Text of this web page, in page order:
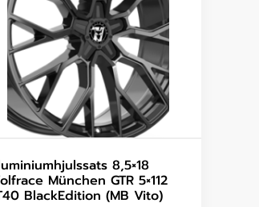
8,5×18
München GTR 5×112
BlackEdition (MB Vito)